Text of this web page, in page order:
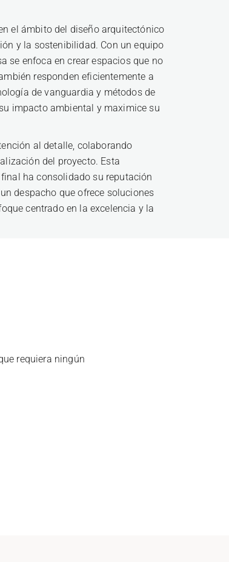
el ámbito del diseño arquitectónico
y la sostenibilidad. Con un equipo
se enfoca en crear espacios que no
responden eficientemente a
de vanguardia y métodos de
impacto ambiental y maximice su
al detalle, colaborando
del proyecto. Esta
ha consolidado su reputación
despacho que ofrece soluciones
centrado en la excelencia y la
requiera ningún